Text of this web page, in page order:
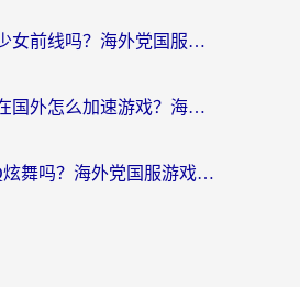
在外国可以打少女前线吗？海外党国服游戏畅玩终极指南（附避坑技巧）
超越时空的猫在国外怎么加速游戏？海外玩家国服畅玩终极指南
去国外能打QQ炫舞吗？海外党国服游戏不卡顿的终极指南